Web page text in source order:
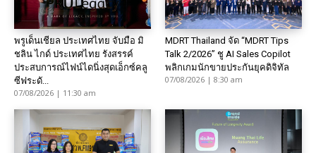
พรูเด็นเชียล ประเทศไทย จับมือ มิ
ชลิน ไกด์ ประเทศไทย รังสรรค์
ประสบการณ์ไฟน์ไดนิ่งสุดเอ็กซ์คลู
ซีฟระดั...
07/08/2026 | 11:30 am
MDRT Thailand จัด “MDRT Tips
Talk 2/2026” ชู AI Sales Copilot
พลิกเกมนักขายประกันยุคดิจิทัล
07/08/2026 | 8:30 am